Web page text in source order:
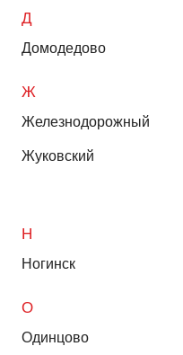
Д
Домодедово
Ж
Железнодорожный
Жуковский
Н
Ногинск
О
Одинцово